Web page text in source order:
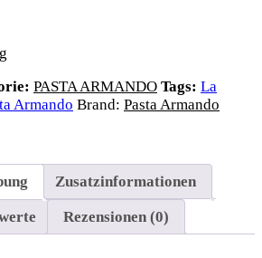
g
PASTA ARMANDO Tags: La
Armando Brand: Pasta Armando
Zusatzinformationen
Rezensionen (0)